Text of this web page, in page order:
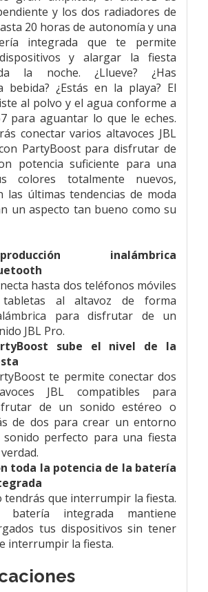
y los dos radiadores de
20 horas de autonomía y una
integrada que te permite
y alargar la fiesta
la noche. ¿Llueve? ¿Has
bebida? ¿Estás en la playa? El
al polvo y el agua conforme a
para aguantar lo que le eches.
conectar varios altavoces JBL
PartyBoost para disfrutar de
potencia suficiente para una
colores totalmente nuevos,
las últimas tendencias de moda
un aspecto tan bueno como su
inalámbrica
hasta dos teléfonos móviles
al altavoz de forma
para disfrutar de un
JBL Pro.
sube el nivel de la
te permite conectar dos
JBL compatibles para
de un sonido estéreo o
de dos para crear un entorno
sonido perfecto para una fiesta
toda la potencia de la batería
tendrás que interrumpir la fiesta.
batería integrada mantiene
tus dispositivos sin tener
interrumpir la fiesta.